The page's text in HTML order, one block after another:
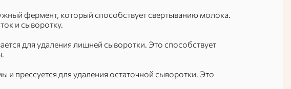
фермент, который способствует свертыванию молока.
и сыворотку.
для удаления лишней сыворотки. Это способствует
прессуется для удаления остаточной сыворотки. Это